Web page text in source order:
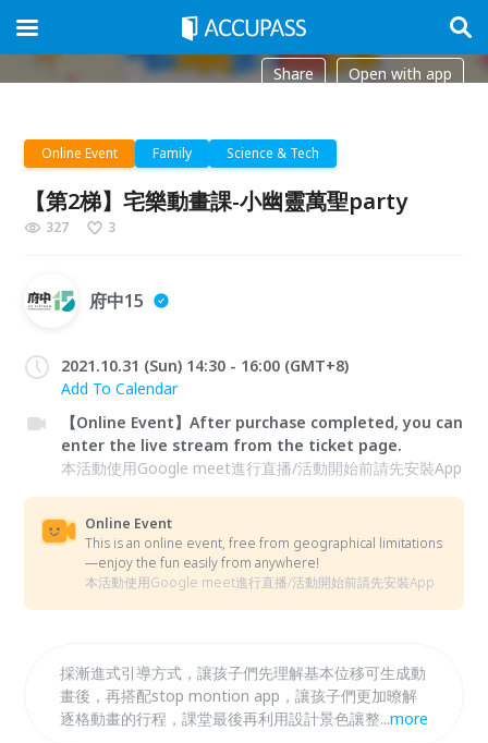
Share Open with app
Online Event Family Science & Tech
【第2梯】宅樂動畫課-小幽靈萬聖party
327 3
府中15
2021.10.31 (Sun) 14:30 - 16:00 (GMT+8)
Add To Calendar
【Online Event】After purchase completed, you can
enter the live stream from the ticket page.
本活動使用Google meet進行直播/活動開始前請先安裝App
Online Event
This is an online event, free from geographical limitations
—enjoy the fun easily from anywhere!
本活動使用Google meet進行直播/活動開始前請先安裝App
採漸進式引導方式，讓孩子們先理解基本位移可生成動
畫後，再搭配stop montion app，讓孩子們更加暸解
逐格動畫的行程，課堂最後再利用設計景色讓整個動畫
...more